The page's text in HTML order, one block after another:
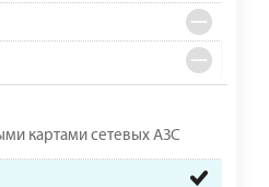
картами сетевых АЗС